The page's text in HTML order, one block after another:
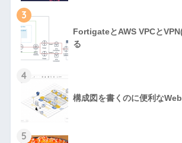
3
FortigateとAWS VPCと
る
4
構成図を書くのに便利な
5